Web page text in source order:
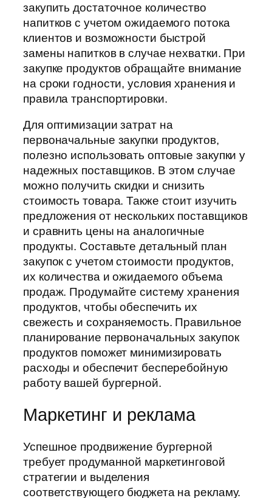
закупить достаточное количество
напитков с учетом ожидаемого потока
клиентов и возможности быстрой
замены напитков в случае нехватки. При
закупке продуктов обращайте внимание
на сроки годности, условия хранения и
правила транспортировки.
Для оптимизации затрат на
первоначальные закупки продуктов,
полезно использовать оптовые закупки у
надежных поставщиков. В этом случае
можно получить скидки и снизить
стоимость товара. Также стоит изучить
предложения от нескольких поставщиков
и сравнить цены на аналогичные
продукты. Составьте детальный план
закупок с учетом стоимости продуктов,
их количества и ожидаемого объема
продаж. Продумайте систему хранения
продуктов, чтобы обеспечить их
свежесть и сохраняемость. Правильное
планирование первоначальных закупок
продуктов поможет минимизировать
расходы и обеспечит бесперебойную
работу вашей бургерной.
Маркетинг и реклама
Успешное продвижение бургерной
требует продуманной маркетинговой
стратегии и выделения
соответствующего бюджета на рекламу.